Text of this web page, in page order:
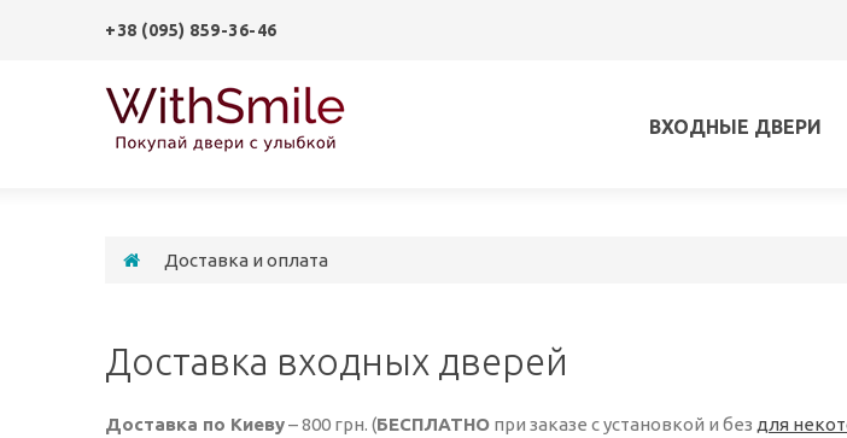
+38 (095) 859-36-46
ВХОДНЫЕ ДВЕРИ
Доставка и оплата
Доставка входных дверей
Доставка по Киеву– 800 грн. (БЕСПЛАТНО при заказе с установкой и без для